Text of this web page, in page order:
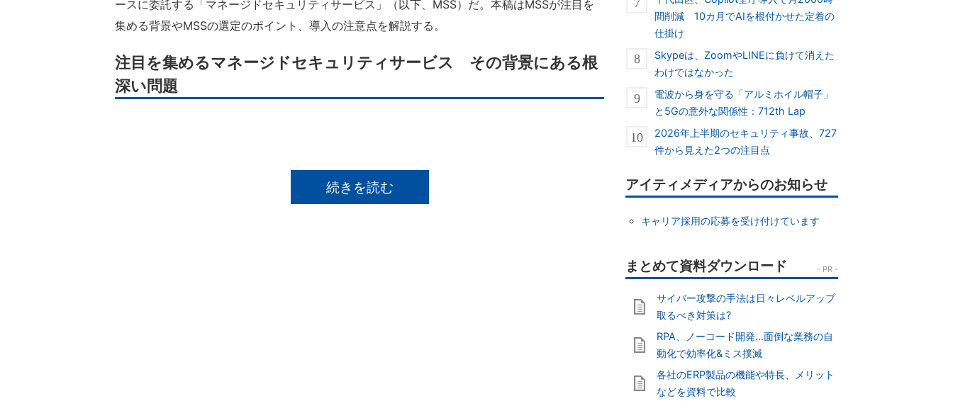
ースに委託する「マネージドセキュリティサービス」（以下、MSS）だ。本稿はMSSが注目を
集める背景やMSSの選定のポイント、導入の注意点を解説する。
注目を集めるマネージドセキュリティサービス その背景にある根
深い問題
続きを読む
間削減 10カ月でAIを根付かせた定着の
仕掛け
Skypeは、ZoomやLINEに負けて消えた
わけではなかった
電波から身を守る「アルミホイル帽子」
と5Gの意外な関係性：712th Lap
2026年上半期のセキュリティ事故、727
件から見えた2つの注目点
アイティメディアからのお知らせ
キャリア採用の応募を受け付けています
サイバー攻撃の手法は日々レベルアップ
取るべき対策は?
RPA、ノーコード開発...面倒な業務の自
動化で効率化&ミス撲滅
各社のERP製品の機能や特長、メリット
などを資料で比較